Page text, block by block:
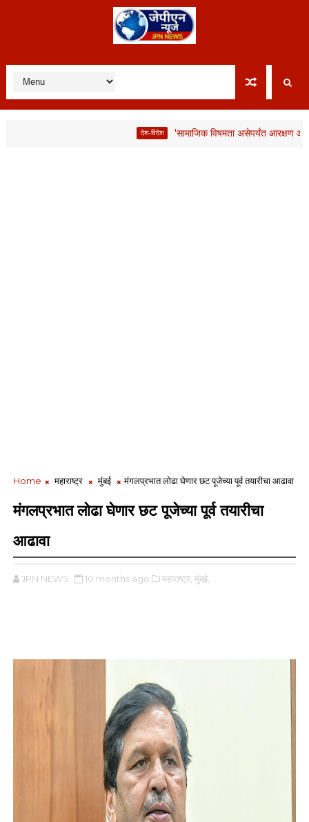
'सामाजिक विषमता असेपर्यंत आरक्षण आवश्यक';
Home महाराष्ट्र मुंबई मंगलप्रभात लोढा घेणार छट पूजेच्या पूर्व तयारीचा आढावा
मंगलप्रभात लोढा घेणार छट पूजेच्या पूर्व तयारीचा
आढावा
JPN NEWS 10 months ago महाराष्ट्र, मुंबई,